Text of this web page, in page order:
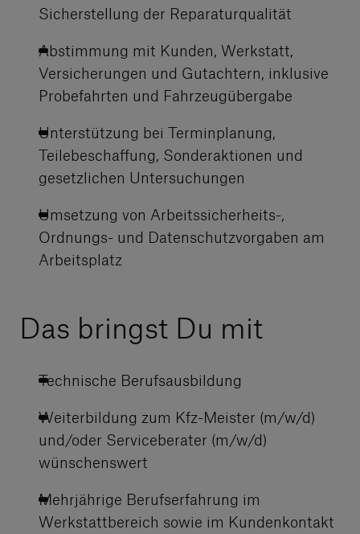
Sicherstellung der Reparaturqualität
Abstimmung mit Kunden, Werkstatt,
Versicherungen und Gutachtern, inklusive
Probefahrten und Fahrzeugübergabe
Unterstützung bei Terminplanung,
Teilebeschaffung, Sonderaktionen und
gesetzlichen Untersuchungen
Umsetzung von Arbeitssicherheits-,
Ordnungs- und Datenschutzvorgaben am
Arbeitsplatz
Das bringst Du mit
Technische Berufsausbildung
Weiterbildung zum Kfz-Meister (m/w/d)
und/oder Serviceberater (m/w/d)
wünschenswert
Mehrjährige Berufserfahrung im
Werkstattbereich sowie im Kundenkontakt